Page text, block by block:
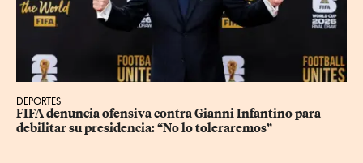
DEPORTES
FIFA denuncia ofensiva contra Gianni Infantino para
debilitar su presidencia: “No lo toleraremos”